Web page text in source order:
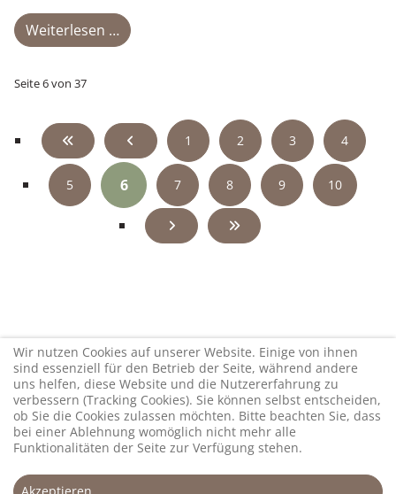
Weiterlesen …
Seite 6 von 37
1 2 3 4
5 6 7 8 9 10
Wir nutzen Cookies auf unserer Website. Einige von ihnen
sind essenziell für den Betrieb der Seite, während andere
uns helfen, diese Website und die Nutzererfahrung zu
verbessern (Tracking Cookies). Sie können selbst entscheiden,
ob Sie die Cookies zulassen möchten. Bitte beachten Sie, dass
bei einer Ablehnung womöglich nicht mehr alle
Funktionalitäten der Seite zur Verfügung stehen.